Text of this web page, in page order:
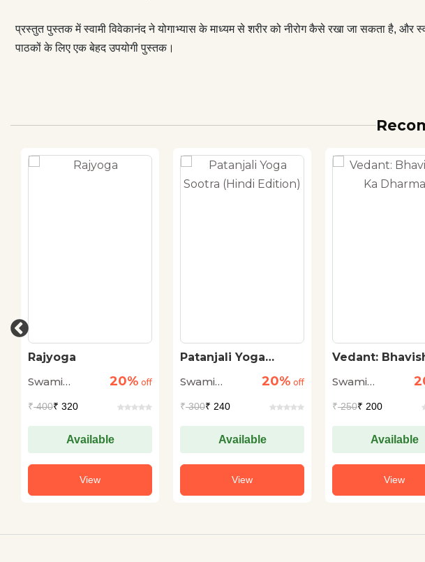
प्रस्तुत पुस्तक में स्वामी विवेकानंद ने योगाभ्यास के माध्यम से शरीर को नीरोग कैसे रखा जा सकता है, और
पाठकों के लिए एक बेहद उपयोगी पुस्तक।
Rajyoga
Swami
20% off
₹400₹ 320
Available
View
Patanjali Yoga
Edition)
Swami
20% off
₹300₹ 240
Available
View
Vedant:
Swami
₹250₹ 200
Available
View